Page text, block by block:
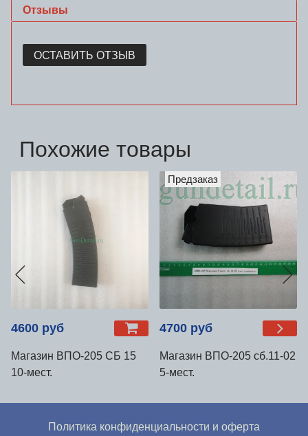
Отзывы
ОСТАВИТЬ ОТЗЫВ
Похожие товары
4600 руб
Магазин ВПО-205 СБ 15
10-мест.
Предзаказ
4700 руб
Магазин ВПО-205 сб.11-02
5-мест.
Политика конфиденциальности и оферта